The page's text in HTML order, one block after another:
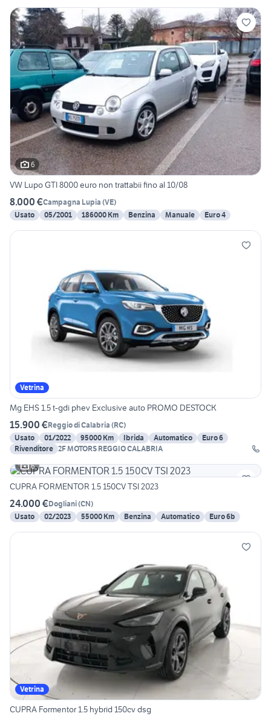
6
VW Lupo GTI 8000 euro non trattabii fino al 10/08
8.000 €Campagna Lupia (VE)
Usato
05/2001 186000 Km Benzina Manuale Euro 4
Vetrina
Mg EHS 1.5 t-gdi phev Exclusive auto PROMO DESTOCK
15.900 €Reggio di Calabria (RC)
Usato
01/2022 95000 Km Ibrida Automatico
Euro 6
Rivenditore 2F MOTORS REGGIO CALABRIA
6
CUPRA FORMENTOR 1.5 150CV TSI 2023
24.000 €Dogliani(CN)
Usato
02/2023 55000 Km Benzina Automatico Euro 6b
Vetrina
CUPRA Formentor 1.5 hybrid 150cv dsg